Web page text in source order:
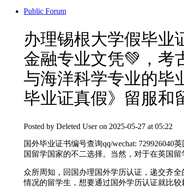
Public Forum
办理锡根大学假毕业
金融专业文凭💚，考
与海洋科学专业的毕
毕业证真假》留服和
Posted by Deleted User on 2025-05-27 at 05:22
国外毕业证书编号查询qq/wechat:
国留学国家的不二选择。当然，对于在英国
众所周知，回国办理国外学历认证，递交齐
情况的留学生，想要通过国外学历认证就比较